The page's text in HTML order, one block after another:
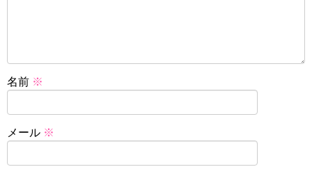
名前 ※
メール ※